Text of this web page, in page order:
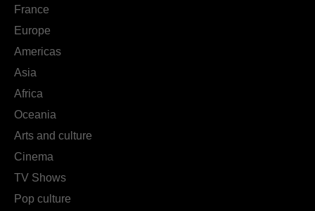
France
Europe
Americas
Asia
Africa
Oceania
Arts and culture
Cinema
TV Shows
Pop culture